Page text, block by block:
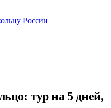
России
тур на 5 дней,